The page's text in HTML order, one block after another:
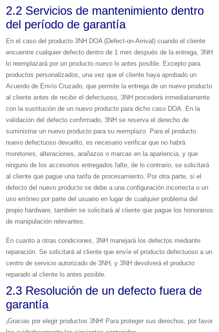
2.2 Servicios de mantenimiento dentro
del período de garantía
En el caso del producto 3NH DOA (Defect-on-Arrival) cuando el cliente
encuentre cualquier defecto dentro de 1 mes después de la entrega, 3NH
lo reemplazará por un producto nuevo lo antes posible. Excepto para
productos personalizados, una vez que el cliente haya aprobado un
Acuerdo de Envío Cruzado, que permite la entrega de un nuevo producto
al cliente antes de recibir el defectuoso, 3NH procederá inmediatamente
con la sustitución de un nuevo producto para dicho caso DOA. En la
validación del defecto confirmado, 3NH se reserva el derecho de
suministrar un nuevo producto para su reemplazo. Para el producto
nuevo defectuoso devuelto, es necesario verificar que no habrá
moretones, alteraciones, arañazos o marcas en la apariencia, y que
ninguno de los accesorios entregados falte; de lo contrario, se solicitará
al cliente que pague una tarifa de procesamiento. Por otra parte, si el
defecto del nuevo producto se debe a una configuración incorrecta o un
uso erróneo por parte del usuario en lugar de cualquier problema del
propio hardware, también se solicitará al cliente que pague los honorarios
de manipulación relevantes.
En cuanto a otras condiciones, 3NH manejará los defectos mediante
reparación. Se solicitará al cliente que envíe el producto defectuoso a un
centro de servicio autorizado de 3NH, y 3NH devolverá el producto
reparado al cliente lo antes posible.
2.3 Resolución de un defecto fuera de
garantía
¡Gracias por elegir productos 3NH! Para proteger sus derechos, por favor